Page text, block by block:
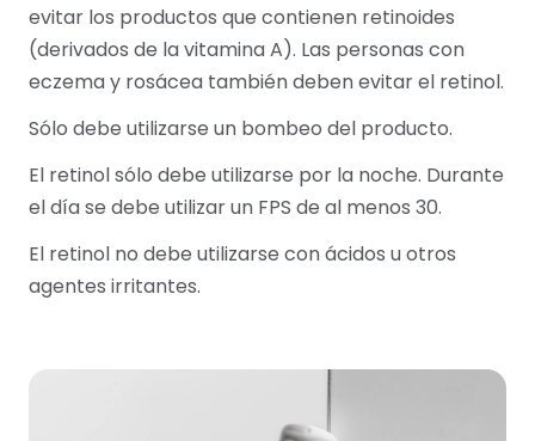
evitar los productos que contienen retinoides
(derivados de la vitamina A). Las personas con
eczema y rosácea también deben evitar el retinol.
Sólo debe utilizarse un bombeo del producto.
El retinol sólo debe utilizarse por la noche. Durante
el día se debe utilizar un FPS de al menos 30.
El retinol no debe utilizarse con ácidos u otros
agentes irritantes.